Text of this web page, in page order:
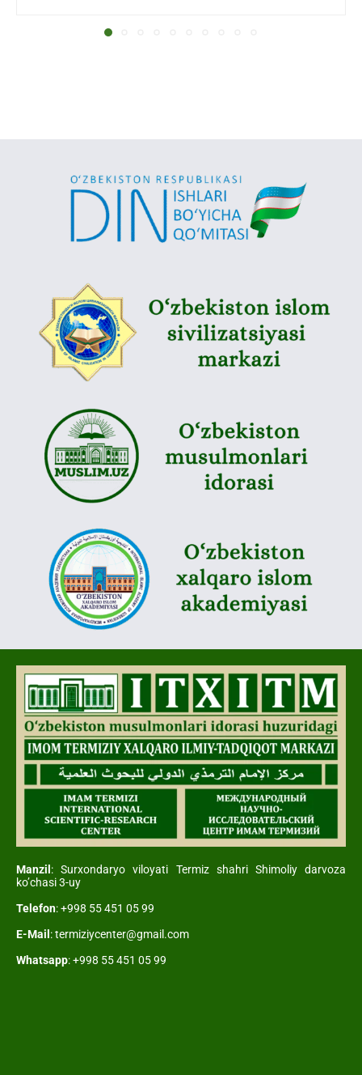
Manzil : Surxondaryo viloyati Termiz shahri Shimoliy darvoza
ko’chasi 3-uy
Telefon: +998 55 451 05 99
E-Mail : termiziycenter@gmail.com
Whatsapp: +998 55 451 05 99